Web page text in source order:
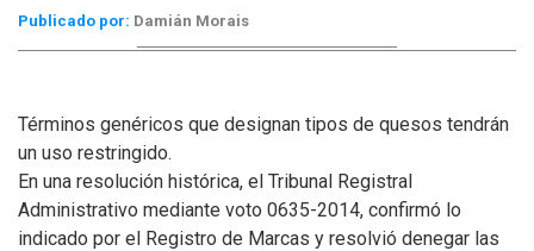
Publicado por: Damián Morais
Términos genéricos que designan tipos de quesos tendrán
un uso restringido.
En una resolución histórica, el Tribunal Registral
Administrativo mediante voto 0635-2014, confirmó lo
indicado por el Registro de Marcas y resolvió denegar las